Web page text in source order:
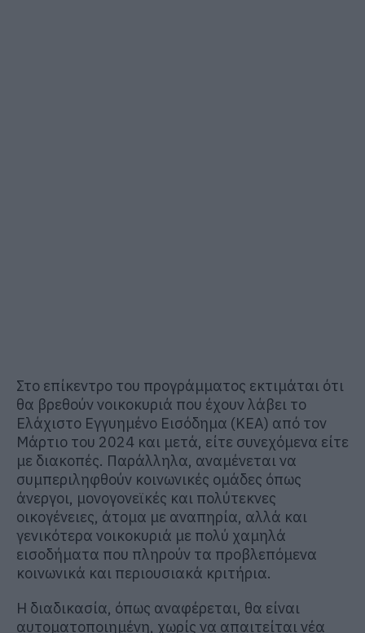
Στο επίκεντρο του προγράμματος εκτιμάται ότι
θα βρεθούν νοικοκυριά που έχουν λάβει το
Ελάχιστο Εγγυημένο Εισόδημα (ΚΕΑ) από τον
Μάρτιο του 2024 και μετά, είτε συνεχόμενα είτε
με διακοπές. Παράλληλα, αναμένεται να
συμπεριληφθούν κοινωνικές ομάδες όπως
άνεργοι, μονογονεϊκές και πολύτεκνες
οικογένειες, άτομα με αναπηρία, αλλά και
γενικότερα νοικοκυριά με πολύ χαμηλά
εισοδήματα που πληρούν τα προβλεπόμενα
κοινωνικά και περιουσιακά κριτήρια.
Η διαδικασία, όπως αναφέρεται, θα είναι
αυτοματοποιημένη, χωρίς να απαιτείται νέα